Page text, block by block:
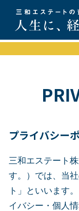
プライバシー
三和エステート
す。）では、当
ト」といいます
イバシー・個人